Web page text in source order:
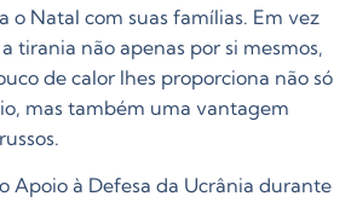
o Natal com suas famílias. Em vez
tirania não apenas por si mesmos,
de calor lhes proporciona não só
mas também uma vantagem
Apoio à Defesa da Ucrânia durante